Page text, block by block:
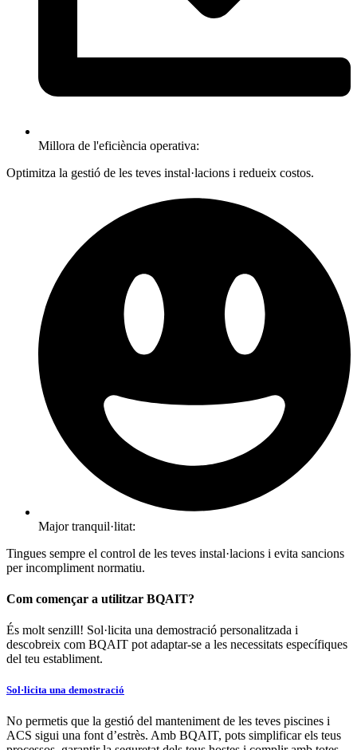
Millora de l'eficiència operativa:
Optimitza la gestió de les teves instal·lacions i redueix costos.
Major tranquil·litat:
Tingues sempre el control de les teves instal·lacions i evita sancions
per incompliment normatiu.
Com començar a utilitzar BQAIT?
És molt senzill! Sol·licita una demostració personalitzada i
descobreix com BQAIT pot adaptar-se a les necessitats específiques
del teu establiment.
Sol·licita una demostració
No permetis que la gestió del manteniment de les teves piscines i
ACS sigui una font d’estrès. Amb BQAIT, pots simplificar els teus